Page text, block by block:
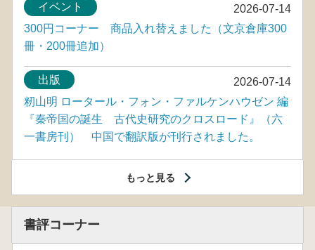
2026-07-14
イベント
300円コーナー 商品入れ替えました（文京倉庫300
冊・200冊追加）
2026-07-14
出版
籾山明 ロータール・フォン・ファルケンハウゼン 編
『秦帝国の誕生 古代史研究のクロスロード』（六
一書房刊） 中国で翻訳版が刊行されました。
もっと見る
書評コーナー